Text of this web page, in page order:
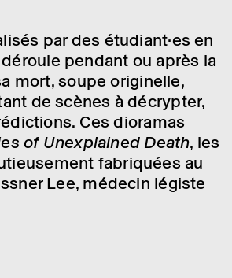
par des étudiant·es en
pendant ou après la
mort, soupe origi­nelle,
de scènes à décryp­ter,
Ces diora­mas
of Unex­plai­ned Death, les
fabriquées au
Lee, méde­cin légiste